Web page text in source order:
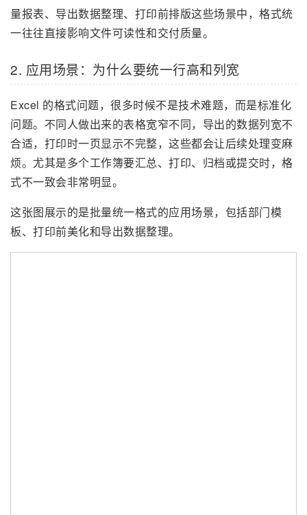
量报表、导出数据整理、打印前排版这些场景中，格式统
一往往直接影响文件可读性和交付质量。
2. 应用场景：为什么要统一行高和列宽
Excel 的格式问题，很多时候不是技术难题，而是标准化
问题。不同人做出来的表格宽窄不同，导出的数据列宽不
合适，打印时一页显示不完整，这些都会让后续处理变麻
烦。尤其是多个工作簿要汇总、打印、归档或提交时，格
式不一致会非常明显。
这张图展示的是批量统一格式的应用场景，包括部门模
板、打印前美化和导出数据整理。